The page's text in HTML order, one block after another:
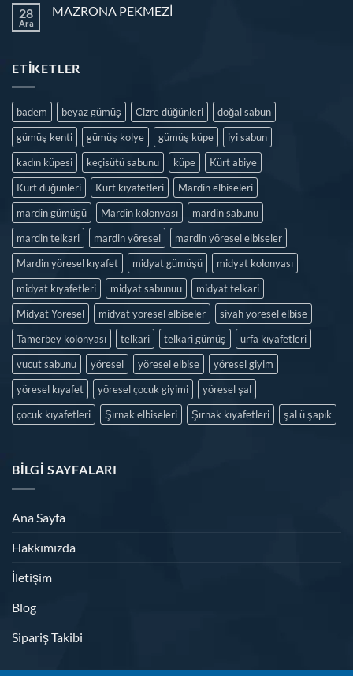
28
Ara
MAZRONA PEKMEZİ
ETIKETLER
badem beyaz gümüş Cizre düğünleri
doğal sabun
gümüş kenti
gümüş kolye gümüş küpe
iyi sabun
kadın küpesi
keçisütü sabunu küpe
Kürt abiye
Kürt düğünleri
Kürt kıyafetleri
Mardin elbiseleri
mardin gümüşü
Mardin kolonyası
mardin sabunu
mardin telkari
mardin yöresel
mardin yöresel elbiseler
Mardin yöresel kıyafet
midyat gümüşü
midyat kolonyası
midyat kıyafetleri
midyat sabunuu
midyat telkari
Midyat Yöresel
midyat yöresel elbiseler
siyah yöresel elbise
Tamerbey kolonyası
telkari telkari gümüş
urfa kıyafetleri
vucut sabunu
yöresel yöresel elbise
yöresel giyim
yöresel kıyafet
yöresel çocuk giyimi
yöresel şal
çocuk kıyafetleri
Şırnak elbiseleri Şırnak kıyafetleri şal ü şapık
BILGI SAYFALARI
Ana Sayfa
Hakkımızda
İletişim
Blog
Sipariş Takibi